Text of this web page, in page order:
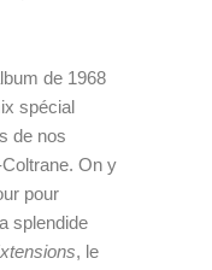
Alors, comme un clin d’oeil à son album de 1968
de nos
On y
pour
splendide
, le